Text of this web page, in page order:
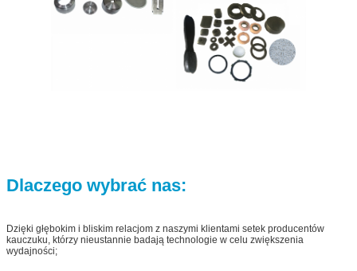
Dlaczego wybrać nas:
Dzięki głębokim i bliskim relacjom z naszymi klientami setek producentów
kauczuku, którzy nieustannie badają technologie w celu zwiększenia
wydajności;